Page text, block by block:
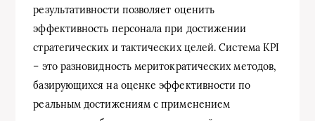
результативности позволяет оценить
эффективность персонала при достижении
стратегических и тактических целей. Система KPI
– это разновидность меритократических методов,
базирующихся на оценке эффективности по
реальным достижениям с применением